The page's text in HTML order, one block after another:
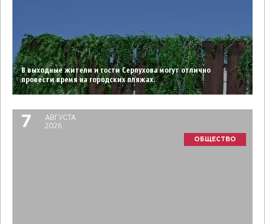
В выходные жители и гости Серпухова могут отлично
провести время на городских пляжах.
7
АВГУСТА
2026
ОБЩЕСТВО